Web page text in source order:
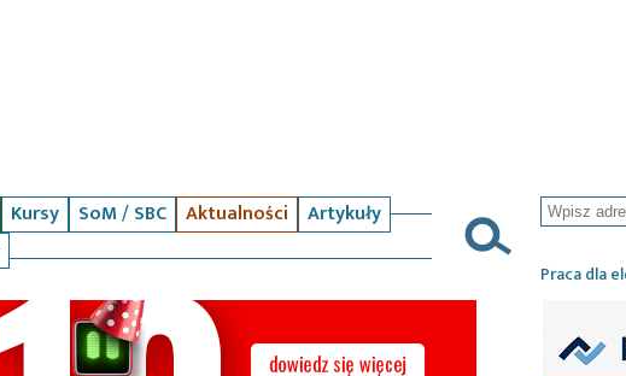
Kursy SoM / SBC Aktualności
Artykuły
Praca dla